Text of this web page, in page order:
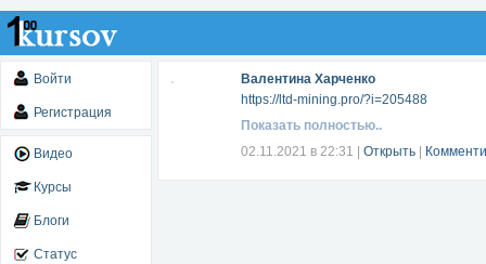
Войти
Регистрация
Видео
Курсы
Блоги
Статус
Валентина Харченко
https://ltd-mining.pro/?i=205488
Показать полностью..
02.11.2021 в 22:31
Открыть